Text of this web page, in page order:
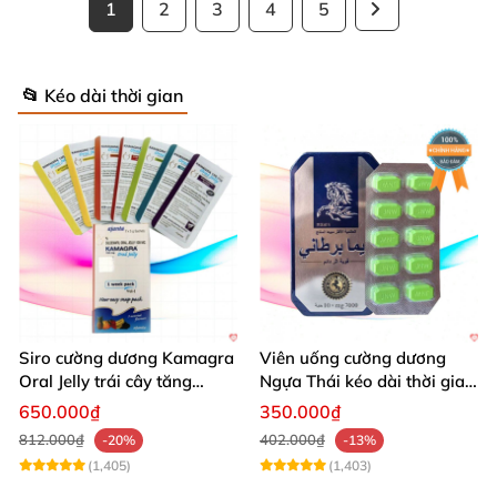
1 2 3 4 5
📂 Kéo dài thời gian
Siro cường dương Kamagra
Oral Jelly trái cây tăng
cường sinh lý nam
650.000₫
812.000₫
-20%
(1,405)
Viên uống cường dương
Ngựa Thái kéo dài thời gian
quan hệ
350.000₫
402.000₫
-13%
(1,403)